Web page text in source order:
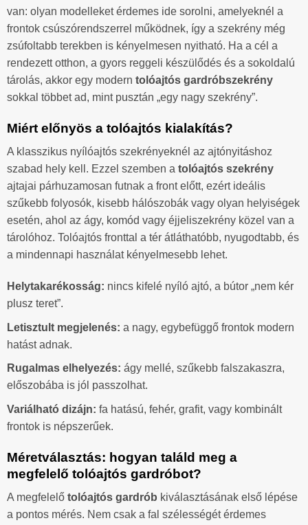
van: olyan modelleket érdemes ide sorolni, amelyeknél a
frontok csúszórendszerrel működnek, így a szekrény még
zsúfoltabb terekben is kényelmesen nyitható. Ha a cél a
rendezett otthon, a gyors reggeli készülődés és a sokoldalú
tárolás, akkor egy modern tolóajtós gardróbszekrény
sokkal többet ad, mint pusztán „egy nagy szekrény”.
Miért előnyös a tolóajtós kialakítás?
A klasszikus nyílóajtós szekrényeknél az ajtónyitáshoz
szabad hely kell. Ezzel szemben a tolóajtós szekrény
ajtajai párhuzamosan futnak a front előtt, ezért ideális
szűkebb folyosók, kisebb hálószobák vagy olyan helyiségek
esetén, ahol az ágy, komód vagy éjjeliszekrény közel van a
tárolóhoz. Tolóajtós fronttal a tér átláthatóbb, nyugodtabb, és
a mindennapi használat kényelmesebb lehet.
Helytakarékosság: nincs kifelé nyíló ajtó, a bútor „nem kér
plusz teret”.
Letisztult megjelenés: a nagy, egybefüggő frontok modern
hatást adnak.
Rugalmas elhelyezés: ágy mellé, szűkebb falszakaszra,
előszobába is jól passzolhat.
Variálható dizájn: fa hatású, fehér, grafit, vagy kombinált
frontok is népszerűek.
Méretválasztás: hogyan találd meg a
megfelelő tolóajtós gardróbot?
A megfelelő tolóajtós gardrób kiválasztásának első lépése
a pontos mérés. Nem csak a fal szélességét érdemes